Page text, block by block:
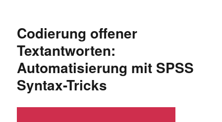
Codierung offener
Textantworten:
Automatisierung mit SPSS
Syntax-Tricks